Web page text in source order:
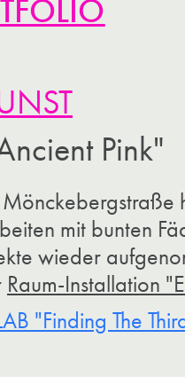
Pink"
mit bunten
wieder
Raum-Installation
"Finding The